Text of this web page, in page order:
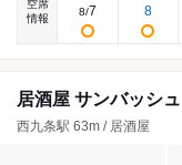
空席
情報
8/7 8
居酒屋 サンバッシュ
西九条駅 63m / 居酒屋